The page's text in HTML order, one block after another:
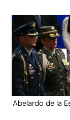
Abelardo de la